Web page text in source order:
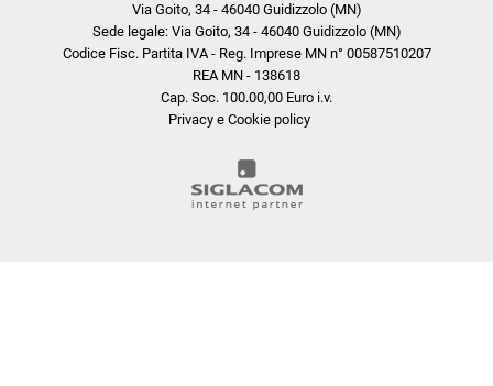
Via Goito, 34 - 46040 Guidizzolo (MN)
Sede legale: Via Goito, 34 - 46040 Guidizzolo (MN)
Codice Fisc. Partita IVA - Reg. Imprese MN n° 00587510207
REA MN - 138618
Cap. Soc. 100.00,00 Euro i.v.
Privacy e Cookie policy